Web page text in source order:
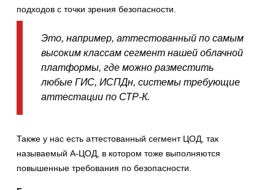
подходов с точки зрения безопасности.
Это, например, аттестованный по самым
высоким классам сегмент нашей облачной
платформы, где можно разместить
любые ГИС, ИСПДн, системы требующие
аттестации по СТР-К.
Также у нас есть аттестованный сегмент ЦОД, так
называемый А-ЦОД, в котором тоже выполняются
повышенные требования по безопасности.